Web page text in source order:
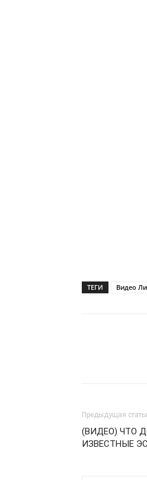
ТЕГИ Видео
Предыдущая
(ВИДЕО) ЧТО
ИЗВЕСТНЫЕ